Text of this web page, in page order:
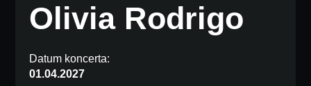
Olivia Rodrigo
Datum koncerta:
01.04.2027